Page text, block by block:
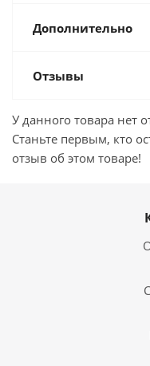
Дополнительно
Отзывы
У данного товара нет
Станьте первым, кто
отзыв об этом товаре!